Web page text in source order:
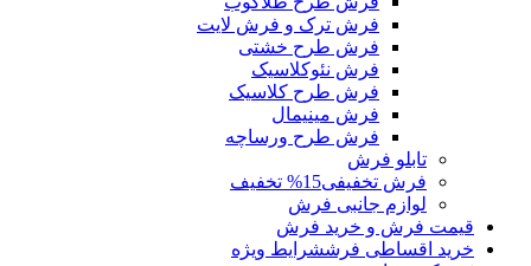
فرش ترک و فرش لایت
فرش طرح خشتی
فرش نئوکلاسیک
فرش طرح کلاسیک
فرش مینیمال
فرش طرح ورساچه
تابلو فرش
فرش تخفیفی15% تخفیف
لوازم جانبی فرش
قیمت فرش و خرید فرش
خرید اقساطی فرششرایط ویژه